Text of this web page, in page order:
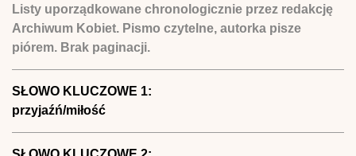
Listy uporządkowane chronologicznie przez redakcję
Archiwum Kobiet. Pismo czytelne, autorka pisze
piórem. Brak paginacji.
SŁOWO KLUCZOWE 1:
przyjaźń/miłość